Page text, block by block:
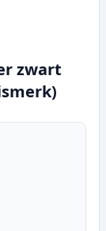
zwart